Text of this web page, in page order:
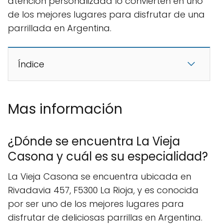
de los mejores lugares para disfrutar de una
parrillada en Argentina.
Índice
Mas información
¿Dónde se encuentra La Vieja
Casona y cuál es su especialidad?
La Vieja Casona se encuentra ubicada en
Rivadavia 457, F5300 La Rioja, y es conocida
por ser uno de los mejores lugares para
disfrutar de deliciosas parrillas en Argentina.